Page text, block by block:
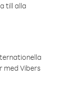
till alla
med Vibers